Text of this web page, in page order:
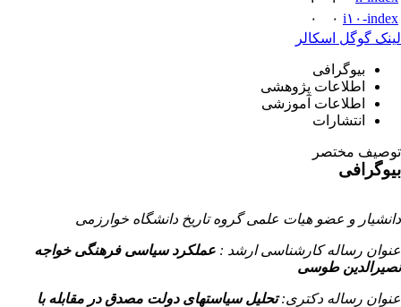
i۱۰-index ۰
۰
لینک گوگل اسکالر
بیوگرافی
اطلاعات پژوهشی
اطلاعات آموزشی
انتشارات
توصیف مختصر
بیوگرافی
دانشیار و عضو هیات علمی گروه تاریخ دانشگاه خوارزمی
عنوان رساله کارشناسی ارشد : عملکرد سیاسی فرهنگی خواجه
نصیرالدین طوسی
عنوان رساله دکتری:تحلیل سیاستهای دولت مصدق در مقابله با